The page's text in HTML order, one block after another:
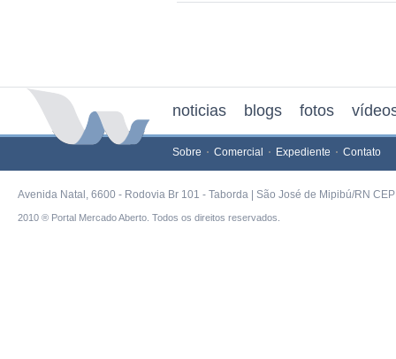
noticias blogs fotos
Sobre Comercial Expediente Contato
Avenida Natal, 6600 - Rodovia Br 101 - Taborda | São José de Mipibú/RN
2010 ® Portal Mercado Aberto. Todos os direitos reservados.